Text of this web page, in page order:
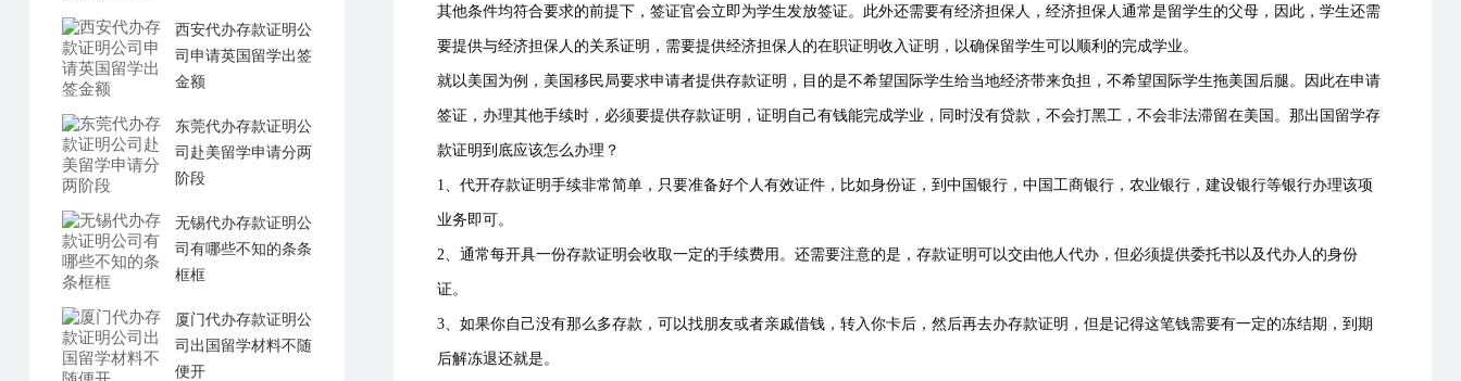
西安代办存款证明公
司申请英国留学出签
金额
东莞代办存款证明公
司赴美留学申请分两
阶段
无锡代办存款证明公
司有哪些不知的条条
框框
厦门代办存款证明公
司出国留学材料不随
便开
其他条件均符合要求的前提下，签证官会立即为学生发放签证。此外还需要有经济担保人，经济担保人通常是留学生的父母，因此，学生还需
要提供与经济担保人的关系证明，需要提供经济担保人的在职证明收入证明，以确保留学生可以顺利的完成学业。
就以美国为例，美国移民局要求申请者提供存款证明，目的是不希望国际学生给当地经济带来负担，不希望国际学生拖美国后腿。因此在申请
签证，办理其他手续时，必须要提供存款证明，证明自己有钱能完成学业，同时没有贷款，不会打黑工，不会非法滞留在美国。那出国留学存
款证明到底应该怎么办理？
1、代开存款证明手续非常简单，只要准备好个人有效证件，比如身份证，到中国银行，中国工商银行，农业银行，建设银行等银行办理该项
业务即可。
2、通常每开具一份存款证明会收取一定的手续费用。还需要注意的是，存款证明可以交由他人代办，但必须提供委托书以及代办人的身份
证。
3、如果你自己没有那么多存款，可以找朋友或者亲戚借钱，转入你卡后，然后再去办存款证明，但是记得这笔钱需要有一定的冻结期，到期
后解冻退还就是。